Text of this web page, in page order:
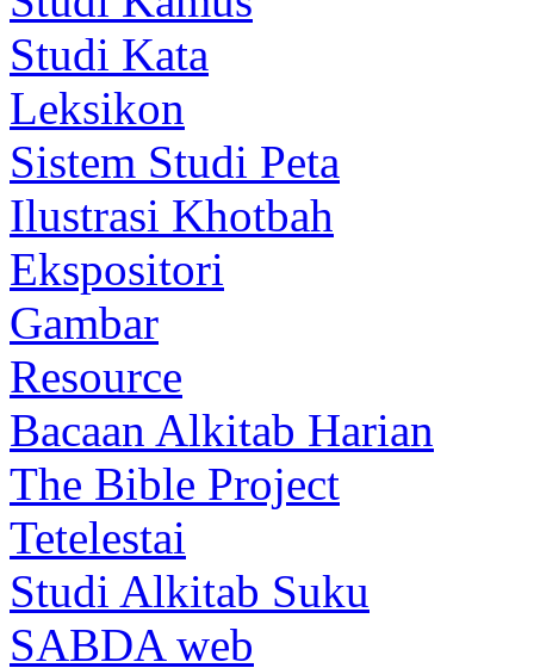
Studi Kata
Leksikon
Sistem Studi Peta
Ilustrasi Khotbah
Ekspositori
Gambar
Resource
Bacaan Alkitab Harian
The Bible Project
Tetelestai
Studi Alkitab Suku
SABDA web